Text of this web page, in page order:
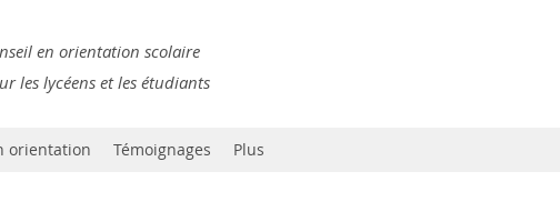
en orientation scolaire
les lycéens et les étudiants
orientation Témoignages Plus